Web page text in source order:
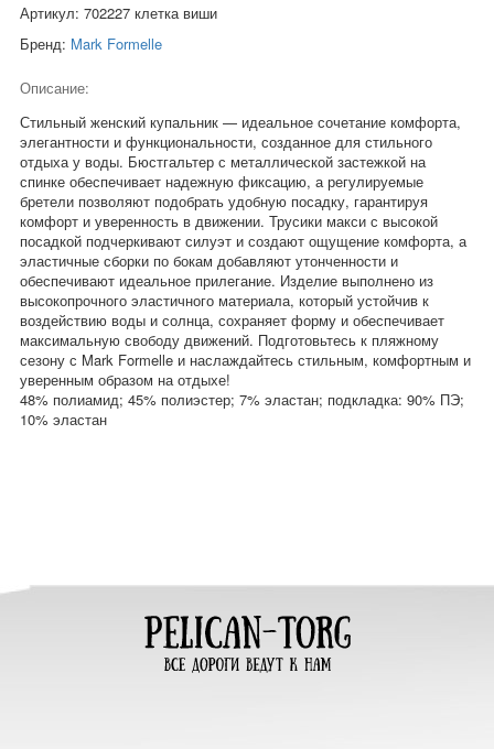
Артикул: 702227 клетка виши
Бренд: Mark Formelle
Описание:
Стильный женский купальник — идеальное сочетание комфорта,
элегантности и функциональности, созданное для стильного
отдыха у воды. Бюстгальтер с металлической застежкой на
спинке обеспечивает надежную фиксацию, а регулируемые
бретели позволяют подобрать удобную посадку, гарантируя
комфорт и уверенность в движении. Трусики макси с высокой
посадкой подчеркивают силуэт и создают ощущение комфорта, а
эластичные сборки по бокам добавляют утонченности и
обеспечивают идеальное прилегание. Изделие выполнено из
высокопрочного эластичного материала, который устойчив к
воздействию воды и солнца, сохраняет форму и обеспечивает
максимальную свободу движений. Подготовьтесь к пляжному
сезону с Mark Formelle и наслаждайтесь стильным, комфортным и
уверенным образом на отдыхе!
48% полиамид; 45% полиэстер; 7% эластан; подкладка: 90% ПЭ;
10% эластан